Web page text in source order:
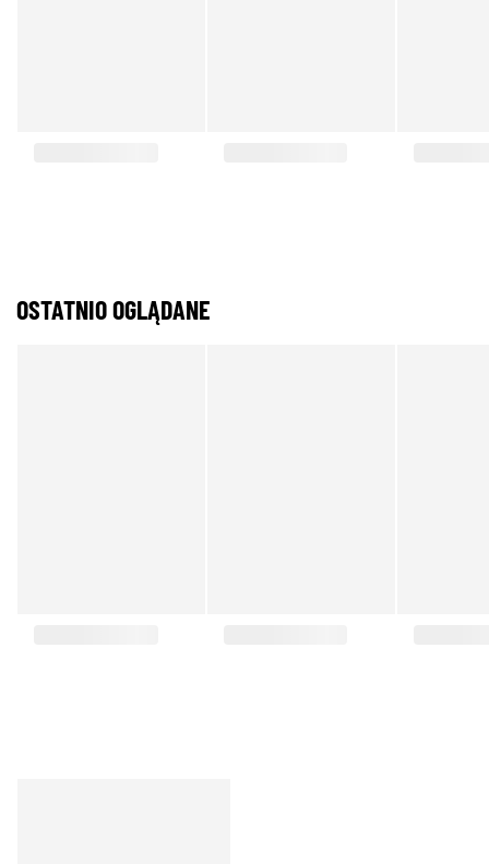
OSTATNIO OGLĄDANE